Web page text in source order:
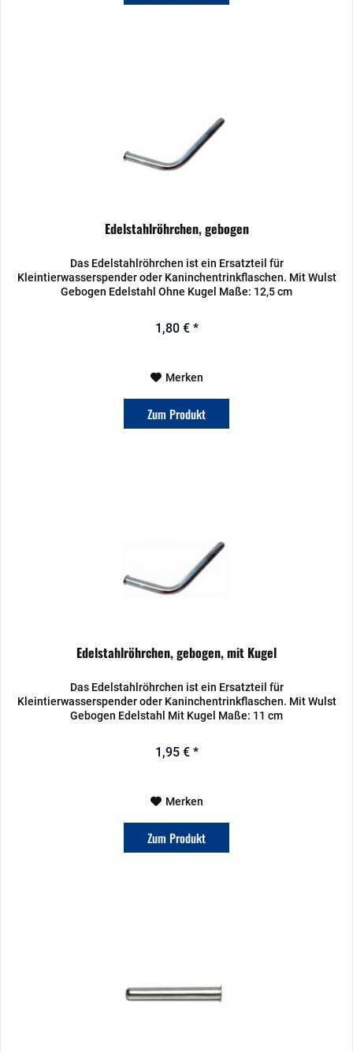
Edelstahlröhrchen, gebogen
Das Edelstahlröhrchen ist ein Ersatzteil für
Kleintierwasserspender oder Kaninchentrinkflaschen. Mit Wulst
Gebogen Edelstahl Ohne Kugel Maße: 12,5 cm
1,80 € *
Merken
Zum Produkt
Edelstahlröhrchen, gebogen, mit Kugel
Das Edelstahlröhrchen ist ein Ersatzteil für
Kleintierwasserspender oder Kaninchentrinkflaschen. Mit Wulst
Gebogen Edelstahl Mit Kugel Maße: 11 cm
1,95 € *
Merken
Zum Produkt